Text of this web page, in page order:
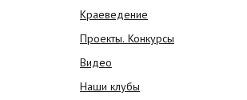
Краеведение
Проекты. Конкурсы
Видео
Наши клубы